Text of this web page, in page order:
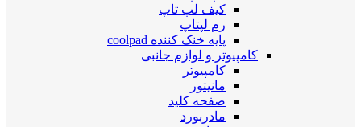
کیف لپ تاپ
رم لپتاپ
پایه خنک کننده coolpad
کامپیوتر و لوازم جانبی
کامپیوتر
مانیتور
صفحه کلید
مادربورد